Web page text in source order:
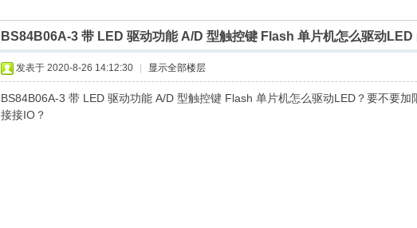
索
›
BS84B06A-3 带 LED 驱动功能 A/D 型触控键 Flash 单片机怎么驱动LED
发表于 2020-8-26 14:12:30 显示全部楼层
BS84B06A-3 带 LED 驱动功能 A/D 型触控键 Flash 单片机怎么驱动LED？要不要加
接接IO？